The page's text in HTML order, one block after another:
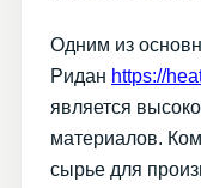
Одним из
Ридан https://
является
материалов.
сырье для